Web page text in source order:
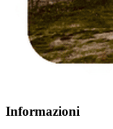
Informazioni